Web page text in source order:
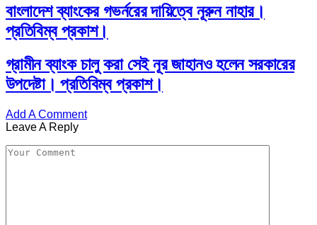
বাংলাদেশ ব্যাংকের গভর্নরের দায়িত্বে নূরুন নাহার।
প্রতিবিম্ব প্রকাশ।
গ্রামীন ব্যাংক চালু করা সেই নূর জাহানও হলেন সরকারের
উপদেষ্টা। প্রতিবিম্ব প্রকাশ।
Add A Comment
Leave A Reply